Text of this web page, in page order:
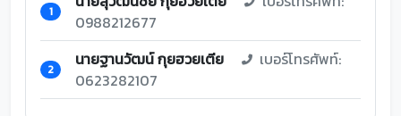
1
0988212677
2 นายฐานวัฒน์ กุยฮวยเตีย
เบอร์โทรศัพท์:
0623282107